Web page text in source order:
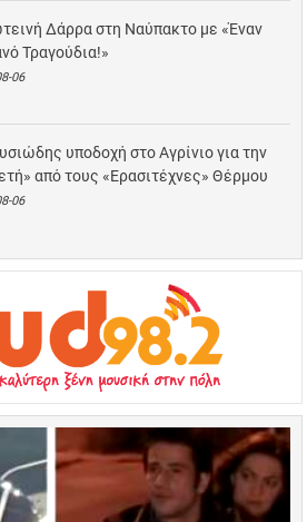
Δάρρα στη Ναύπακτο με «Έναν
Τραγούδια!»
06
υποδοχή στο Αγρίνιο για την
από τους «Ερασιτέχνες» Θέρμου
06